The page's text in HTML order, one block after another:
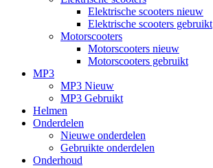
Elektrische scooters nieuw
Elektrische scooters gebruikt
Motorscooters
Motorscooters nieuw
Motorscooters gebruikt
MP3
MP3 Nieuw
MP3 Gebruikt
Helmen
Onderdelen
Nieuwe onderdelen
Gebruikte onderdelen
Onderhoud